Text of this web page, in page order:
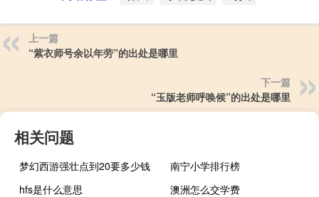
上一篇
“紫衣师号余以年劳”的出处是哪里
下一篇
“玉版老师呼唤候”的出处是哪里
相关问题
梦幻西游强壮点到20要多少钱
南宁小学排行榜
hfs是什么意思
澳洲怎么交学费